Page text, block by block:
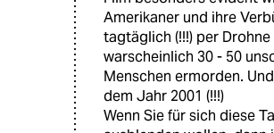
Amerikaner und ihre
tagtäglich (!!!) per Drohne
warscheinlich 30 - 50
Menschen ermorden.
dem Jahr 2001 (!!!)
Wenn Sie für sich diese